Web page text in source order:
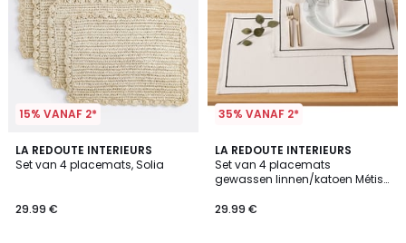
15% VANAF 2*
LA REDOUTE INTERIEURS
Set van 4 placemats, Solia
29.99 €
5
/
35% VANAF 2*
LA REDOUTE INTERIEURS
Set van 4 placemats
gewassen linnen/katoen Métis
29.99 €
4.5
/ 5
4
Kleuren